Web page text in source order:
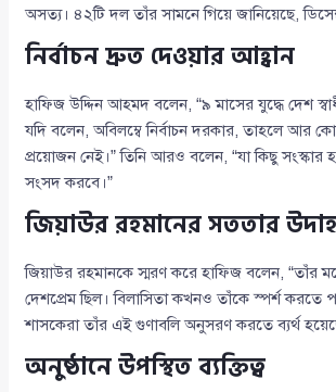
অসত্য। ৪২টি দল তাঁর সামনে গিয়ে জানিয়েছে,
নির্বাচন দ্রুত দেওয়ার আহ্বান
হাফিজ উদ্দিন আহমদ বলেন, “৯ মাসের যুদ্ধে দেশ
যদি বলেন, অবিলম্বে নির্বাচন দরকার, তাহলে আর
প্রয়োজন নেই।” তিনি আরও বলেন, “যা কিছু সংস্কার
সংসদ করবে।”
জিয়াউর রহমানের সততার
জিয়াউর রহমানকে স্মরণ করে হাফিজ বলেন, “তাঁর
দেশপ্রেম ছিল। বিলাসিতা কখনও তাঁকে স্পর্শ করতে
শাসকেরা তাঁর এই গুণাবলি অনুসরণ করতে ব্যর্থ
অনুষ্ঠানে উপস্থিত ব্যক্তিত্ব